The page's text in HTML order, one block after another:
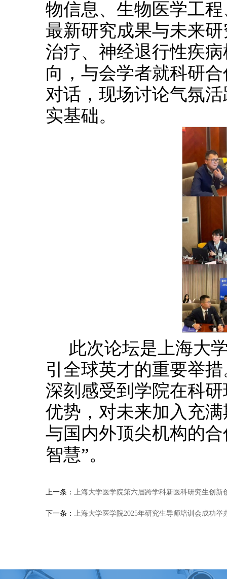
物信息、生物医学工
最新研究成果与未来
治疗、神经退行性疾
向，与会学者就科研
对话，现场讨论气氛
实基础。
此次论坛是上海大
引全球英才的重要举
深刻感受到学院在科
优势，对未来加入充
与国内外顶尖机构的
智慧”。
上一条： 上海大学医学院第六届跨学科新医科研究生创新
下一条： 上海大学医学院2025年研究生导师培训会成功举